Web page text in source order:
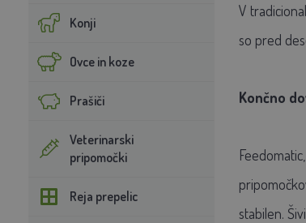
Konji
Ovce in koze
Prašiči
Veterinarski
pripomočki
Reja prepelic
V
so pred
Končno
stabilen.